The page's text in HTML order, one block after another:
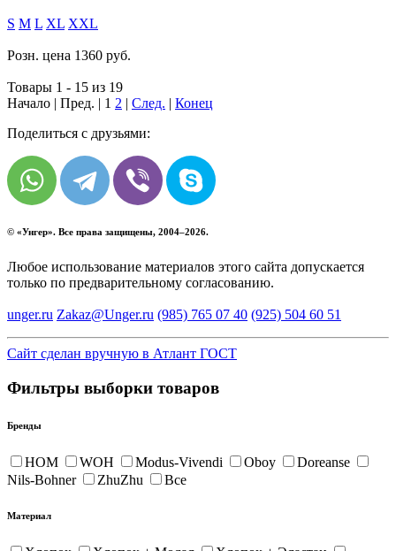
S M L XL XXL
Розн. цена 1360 руб.
Товары 1 - 15 из 19
Начало | Пред. | 1 2 | След. | Конец
Поделиться с друзьями:
© «Унгер». Все права защищены, 2004–2026.
Любое использование материалов этого сайта допускается
только по предварительному согласованию.
unger.ru Zakaz@Unger.ru (985) 765 07 40 (925) 504 60 51
Сайт сделан вручную в Атлант ГОСТ
Фильтры выборки товаров
Бренды
HOM WOH Modus-Vivendi Oboy
Doreanse
Nils-Bohner
ZhuZhu Все
Материал